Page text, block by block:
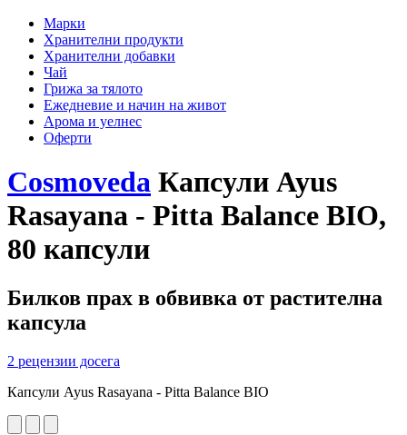
Марки
Хранителни продукти
Хранителни добавки
Чай
Грижа за тялото
Ежедневие и начин на живот
Арома и уелнес
Оферти
Cosmoveda Капсули Ayus
Rasayana - Pitta Balance BIO,
80 капсули
Билков прах в обвивка от растителна
капсула
2 рецензии досега
Капсули Ayus Rasayana - Pitta Balance BIO